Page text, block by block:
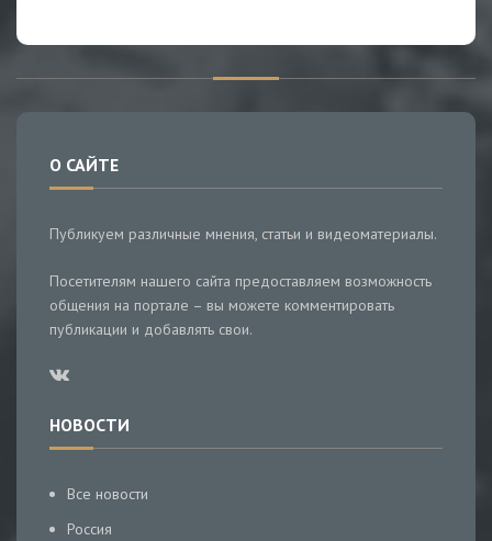
О САЙТЕ
Публикуем различные мнения, статьи и видеоматериалы.
Посетителям нашего сайта предоставляем возможность
общения на портале – вы можете комментировать
публикации и добавлять свои.
НОВОСТИ
Все новости
Россия